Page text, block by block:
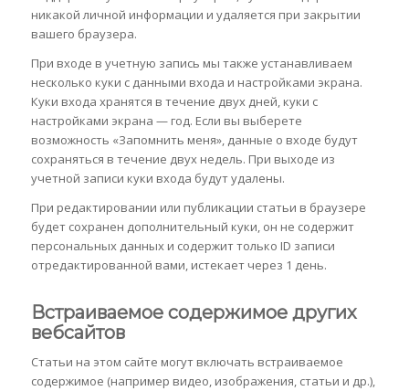
никакой личной информации и удаляется при закрытии
вашего браузера.
При входе в учетную запись мы также устанавливаем
несколько куки с данными входа и настройками экрана.
Куки входа хранятся в течение двух дней, куки с
настройками экрана — год. Если вы выберете
возможность «Запомнить меня», данные о входе будут
сохраняться в течение двух недель. При выходе из
учетной записи куки входа будут удалены.
При редактировании или публикации статьи в браузере
будет сохранен дополнительный куки, он не содержит
персональных данных и содержит только ID записи
отредактированной вами, истекает через 1 день.
Встраиваемое содержимое других
вебсайтов
Статьи на этом сайте могут включать встраиваемое
содержимое (например видео, изображения, статьи и др.),